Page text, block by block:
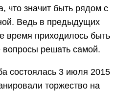
что значит быть рядом с
Ведь в предыдущих
время приходилось быть
решать самой.
состоялась 3 июля 2015
торжество на